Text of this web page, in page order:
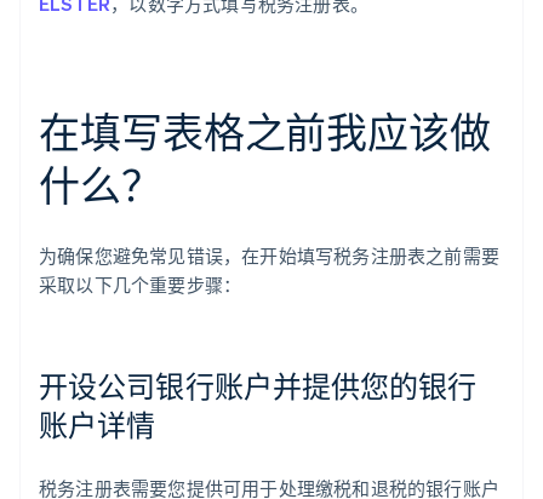
在填写表格之前我应该做
什么？
为确保您避免常见错误，在开始填写税务注册表之前需要
采取以下几个重要步骤：
开设公司银行账户并提供您的银行
账户详情
税务注册表需要您提供可用于处理缴税和退税的银行账户